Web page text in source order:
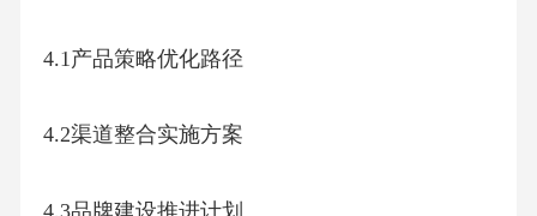
4.1产品策略优化路径
4.2渠道整合实施方案